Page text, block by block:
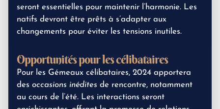
seront essentielles pour maintenir l’harmonie. Les
natifs devront être prêts à s’adapter aux
changements pour éviter les tensions inutiles.
Opportunités pour les célibataires
Pour les Gémeaux célibataires, 2024 apportera
des occasions inédites de rencontre, notamment
au cours de l’été. Les interactions seront